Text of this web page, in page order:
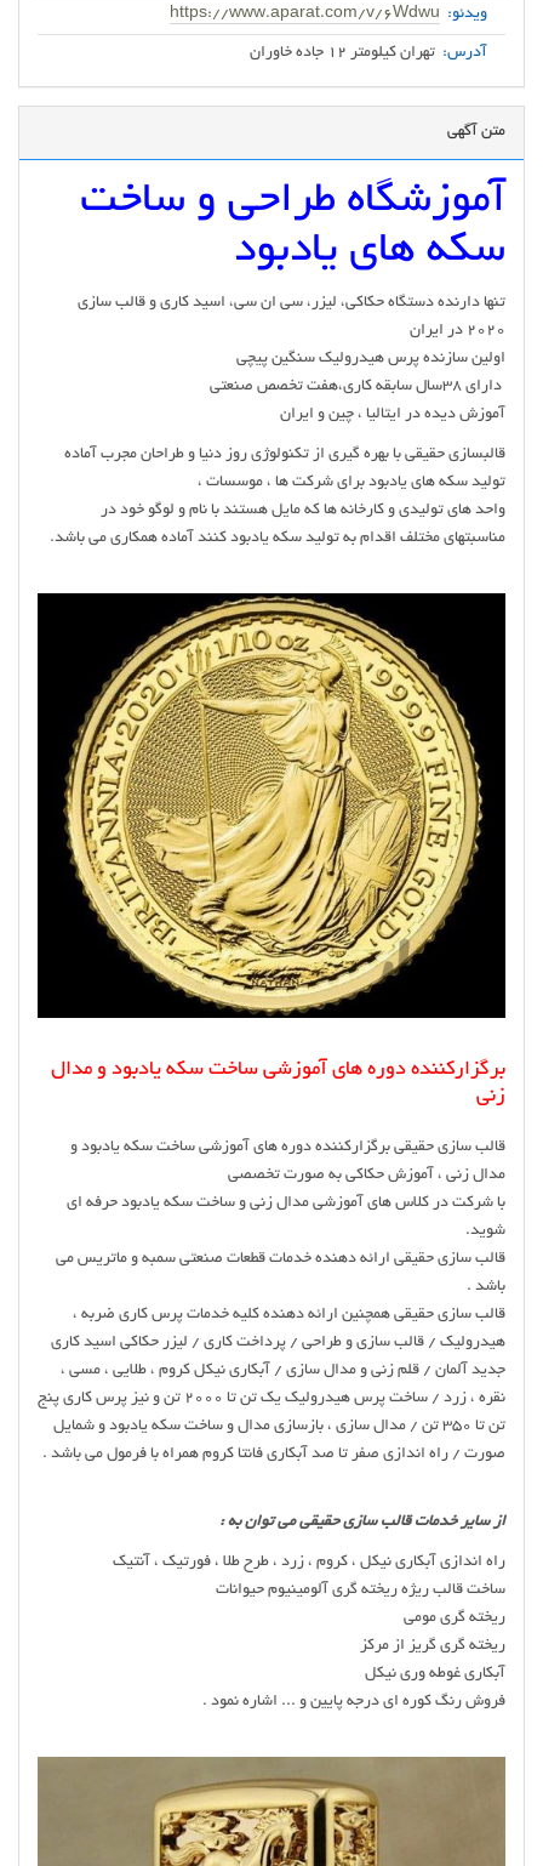
ویدئو: https://www.aparat.com/v/6Wdwu
آدرس: تهران کیلومتر 12 جاده خاوران
متن آگهی
آموزشگاه طراحی و ساخت
سکه های یادبود
تنها دارنده دستگاه حکاکی، لیزر، سی ان سی، اسید کاری و قالب سازی
۲۰۲۰ در ایران
اولین سازنده پرس هیدرولیک سنگین پیچی
دارای ۳۸سال سابقه کاری،هفت تخصص صنعتی
آموزش دیده در ایتالیا ، چین و ایران
قالبسازی حقیقی با بهره گیری از تکنولوژی روز دنیا و طراحان مجرب آماده
تولید سکه های یادبود برای شرکت ها ، موسسات ،
واحد های تولیدی و کارخانه ها که مایل هستند با نام و لوگو خود در
مناسبتهای مختلف اقدام به تولید سکه یادبود کنند آماده همکاری می باشد.
برگزارکننده دوره های آموزشی ساخت سکه یادبود و مدال
زنی
قالب سازی حقیقی برگزارکننده دوره های آموزشی ساخت سکه یادبود و
مدال زنی ، آموزش حکاکی به صورت تخصصی
با شرکت در کلاس های آموزشی مدال زنی و ساخت سکه یادبود حرفه ای
شوید.
قالب سازی حقیقی ارائه دهنده خدمات قطعات صنعتی سمبه و ماتریس می
باشد .
قالب سازی حقیقی همچنین ارائه دهنده کلیه خدمات پرس کاری ضربه ،
هیدرولیک / قالب سازی و طراحی / پرداخت کاری / لیزر حکاکی اسید کاری
جدید آلمان / قلم زنی و مدال سازی / آبکاری نیکل کروم ، طلایی ، مسی ،
نقره ، زرد / ساخت پرس هیدرولیک یک تن تا 2000 تن و نیز پرس کاری پنج
تن تا 350 تن / مدال سازی ، بازسازی مدال و ساخت سکه یادبود و شمایل
صورت / راه اندازی صفر تا صد آبکاری فانتا کروم همراه با فرمول می باشد .
از سایر خدمات قالب سازی حقیقی می توان به :
راه اندازی آبکاری نیکل ، کروم ، زرد ، طرح طلا ، فورتیک ، آنتیک
ساخت قالب ریژه ریخته گری آلومینیوم حیوانات
ریخته گری مومی
ریخته گری گریز از مرکز
آبکاری غوطه وری نیکل
فروش رنگ کوره ای درجه پایین و ... اشاره نمود .